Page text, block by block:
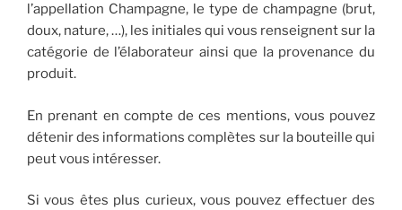
l’appellation Champagne, le type de champagne (brut,
doux, nature, …), les initiales qui vous renseignent sur la
catégorie de l’élaborateur ainsi que la provenance du
produit.
En prenant en compte de ces mentions, vous pouvez
détenir des informations complètes sur la bouteille qui
peut vous intéresser.
Si vous êtes plus curieux, vous pouvez effectuer des